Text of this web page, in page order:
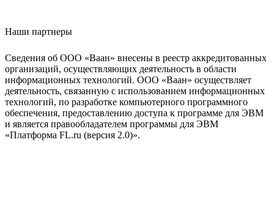
Наши партнеры
Сведения об ООО «Ваан» внесены в реестр аккредитованных
организаций, осуществляющих деятельность в области
информационных технологий. ООО «Ваан» осуществляет
деятельность, связанную с использованием информационных
технологий, по разработке компьютерного программного
обеспечения, предоставлению доступа к программе для ЭВМ
и является правообладателем программы для ЭВМ
«Платформа FL.ru (версия 2.0)».